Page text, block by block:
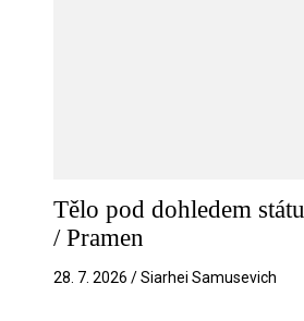
Tělo pod dohledem státu
/ Pramen
28. 7. 2026 / Siarhei Samusevich